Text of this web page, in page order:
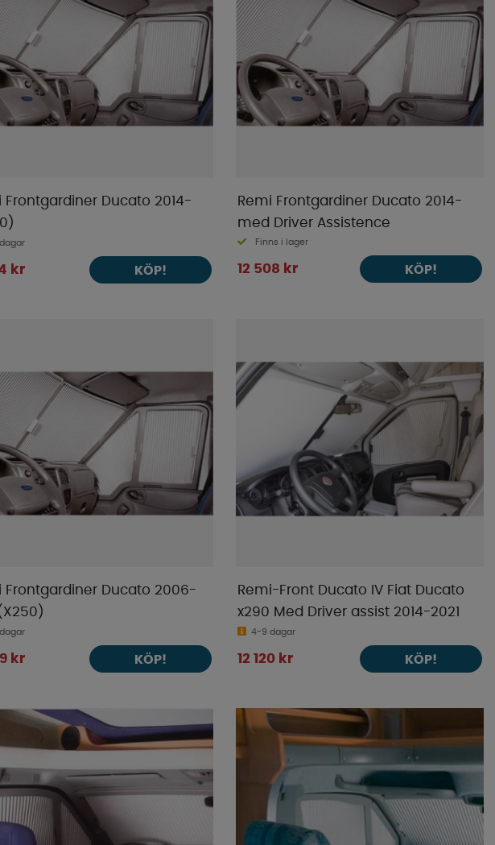
Frontgardiner Ducato 2014-
kr KÖP!
Remi Frontgardiner Ducato 2014-
med Driver Assistence
Finns i lager
12 508 kr KÖP!
Frontgardiner Ducato 2006-
kr KÖP!
Remi-Front Ducato IV Fiat Ducato
x290 Med Driver assist 2014-2021
4-9 dagar
12 120 kr KÖP!